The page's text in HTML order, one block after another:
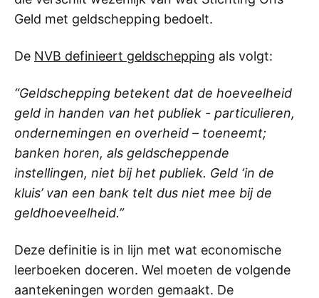
Geld met geldschepping bedoelt.
De NVB definieert geldschepping als volgt:
“Geldschepping betekent dat de hoeveelheid
geld in handen van het publiek - particulieren,
ondernemingen en overheid – toeneemt;
banken horen, als geldscheppende
instellingen, niet bij het publiek. Geld ‘in de
kluis’ van een bank telt dus niet mee bij de
geldhoeveelheid.”
Deze definitie is in lijn met wat economische
leerboeken doceren. Wel moeten de volgende
aantekeningen worden gemaakt. De